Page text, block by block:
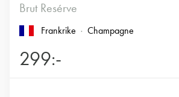
Brut Resérve
Frankrike Champagne
299:-